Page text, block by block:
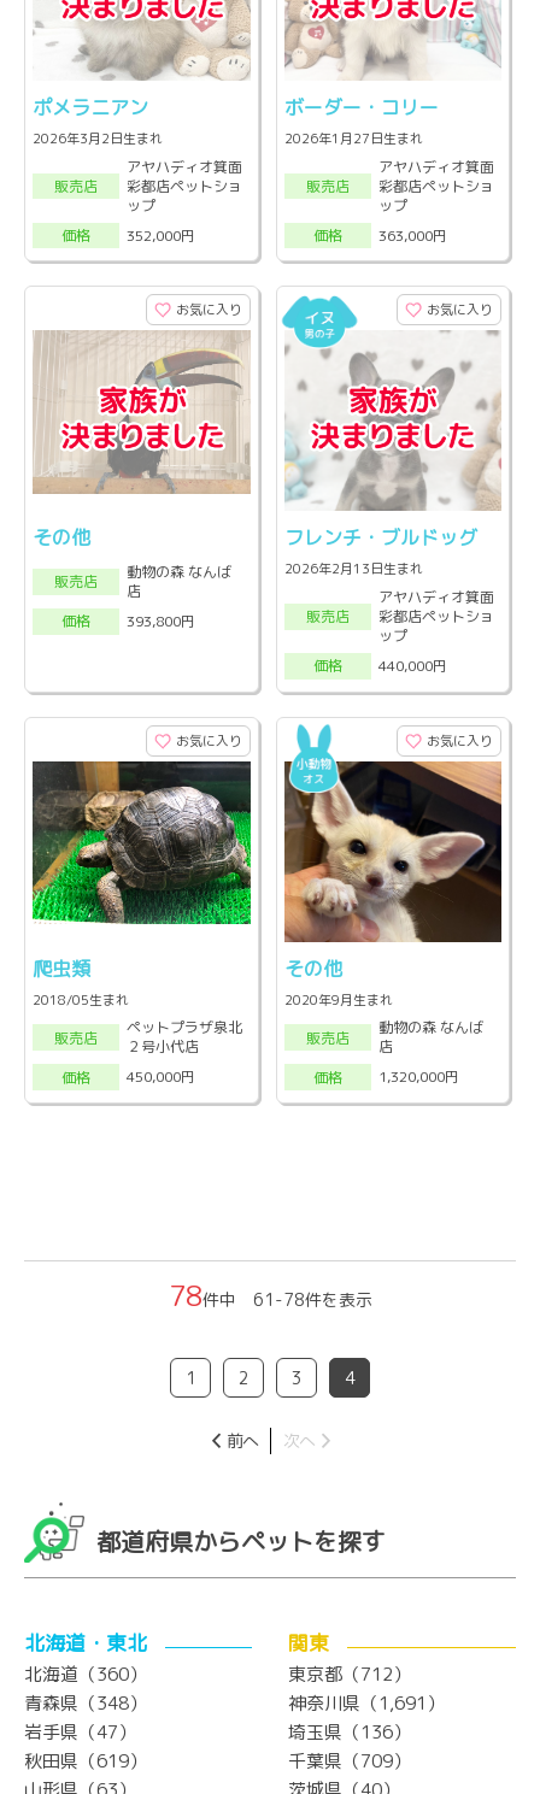
ポメラニアン
2026年3月2日生まれ
販売店
アヤハディオ箕面
彩都店ペットショ
ップ
価格
352,000円
ボーダー・コリー
2026年1月27日生まれ
販売店
アヤハディオ箕面
彩都店ペットショ
ップ
価格
363,000円
お気に入り
その他
販売店
動物の森 なんば
店
価格
393,800円
お気に入り
フレンチ・ブルドッグ
2026年2月13日生まれ
販売店
アヤハディオ箕面
彩都店ペットショ
ップ
価格
440,000円
お気に入り
爬虫類
2018/05生まれ
販売店
ペットプラザ泉北
２号小代店
価格
450,000円
お気に入り
その他
2020年9月生まれ
販売店
動物の森 なんば
店
価格
1,320,000円
78件中 61-78件を表示
1 2 3 4
前へ 次へ
都道府県からペットを探す
北海道・東北
北海道（360）
青森県（348）
岩手県（47）
秋田県（619）
関東
東京都（712）
神奈川県（1,691）
埼玉県（136）
千葉県（709）